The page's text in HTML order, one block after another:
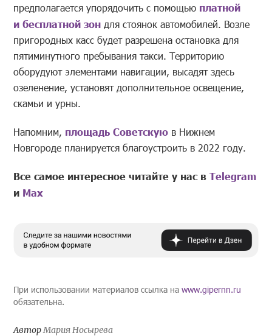
предполагается упорядочить с помощью платной
и бесплатной зон для стоянок автомобилей. Возле
пригородных касс будет разрешена остановка для
пятиминутного пребывания такси. Территорию
оборудуют элементами навигации, высадят здесь
озеленение, установят дополнительное освещение,
скамьи и урны.
Напомним, площадь Советскую в Нижнем
Новгороде планируется благоустроить в 2022 году.
Все самое интересное читайте у нас вTelegram
и Mах
При использовании материалов ссылка наwww.gipernn.ru
обязательна.
Автор Мария Носырева